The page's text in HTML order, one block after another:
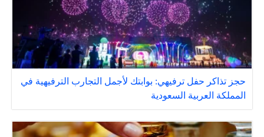
حجز تذاكر حفل ترفيهي: بوابتك لأجمل التجارب الترفيهية في
المملكة العربية السعودية